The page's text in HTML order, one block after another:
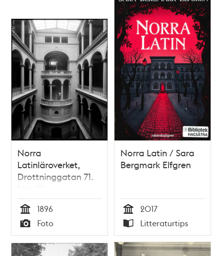
Norra
Latinläroverket,
Drottninggatan 71.
Interiör
Tid
1896
Typ
Foto
Norra Latin / Sara
Bergmark Elfgren
Tid
2017
Typ
Litteraturtips